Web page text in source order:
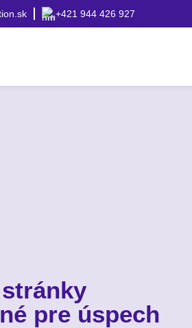
+421 944 426 927
pre úspech